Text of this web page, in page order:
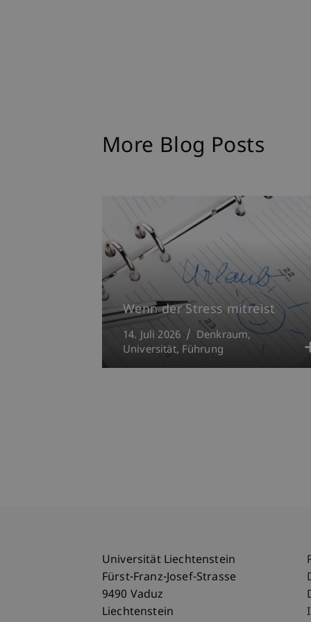
More Blog Posts
Wenn der Stress mitreist
14. Juli 2026
Denkraum
Universität Führung
Universität Liechtenstein
Fürst-Franz-Josef-Strasse
9490 Vaduz
Liechtenstein